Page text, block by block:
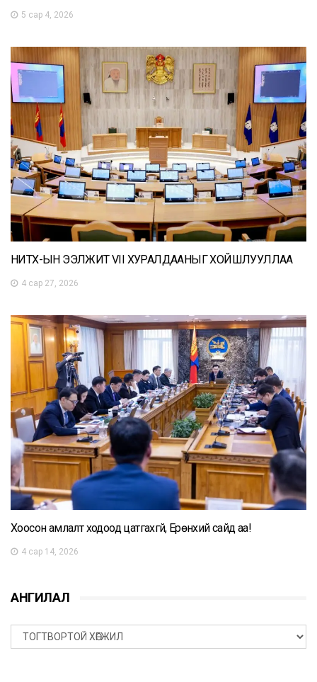
5 сар 4, 2026
НИТХ-ЫН ЭЭЛЖИТ VII ХУРАЛДААНЫГ ХОЙШЛУУЛЛАА
4 сар 27, 2026
Хоосон амлалт ходоод цатгахгүй, Ерөнхий сайд аа!
4 сар 14, 2026
АНГИЛАЛ